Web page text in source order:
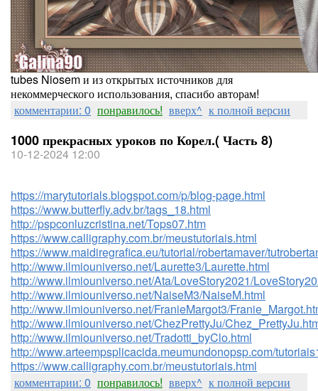
tubes Niosem и из открытых источников для
некоммерческого использования, спасибо авторам!
комментарии: 0 понравилось! вверх^ к полной версии
1000 прекрасных уроков по Корел.( Часть 8)
10-12-2024 12:00
https://marytutorials.blogspot.com/p/blog-page.html
https://www.butterfly.adv.br/tags_18.html
http://pspconluzcristina.net/Tops07.htm
https://www.calligraphy.com.br/meustutoriais.html
https://www.maidiregrafica.eu/tutorial/robertamaver/
http://www.ilmiouniverso.net/Laurette3/Laurette.html
http://www.ilmiouniverso.net/Ata/LoveStory2021/
http://www.ilmiouniverso.net/NaiseM3/NaiseM.html
http://www.ilmiouniverso.net/FranieMargot3/
http://www.ilmiouniverso.net/ChezPrettyJu/
http://www.ilmiouniverso.net/Tradotti_byClo.html
http://www.arteempsplicacida.meumundonopsp.com/
https://www.calligraphy.com.br/meustutoriais.html
комментарии: 0 понравилось! вверх^ к полной версии